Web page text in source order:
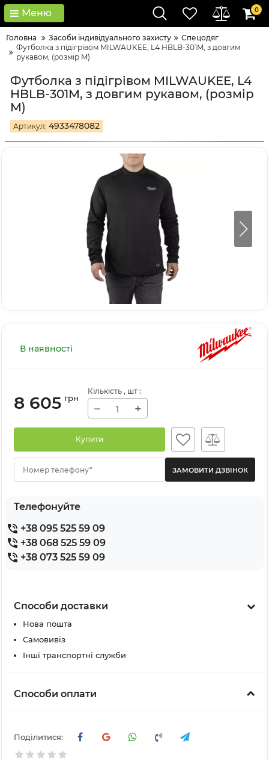
Меню 0
Головна Засоби індивідуального захисту
Спецодяг
Футболка з підігрівом MILWAUKEE, L4 HBLB-301M, з довгим
рукавом, (розмір M)
Футболка з підігрівом MILWAUKEE, L4
HBLB-301M, з довгим рукавом, (розмір
M)
Артикул: 4933478082
В наявності
8 605 грн
Кількість , шт :
− +
Купити
Номер телефону*
Телефонуйте
+38 095 525 59 09
+38 068 525 59 09
+38 073 525 59 09
Способи доставки
Нова пошта
Самовивіз
Інші транспортні служби
Способи оплати
Поділитися: